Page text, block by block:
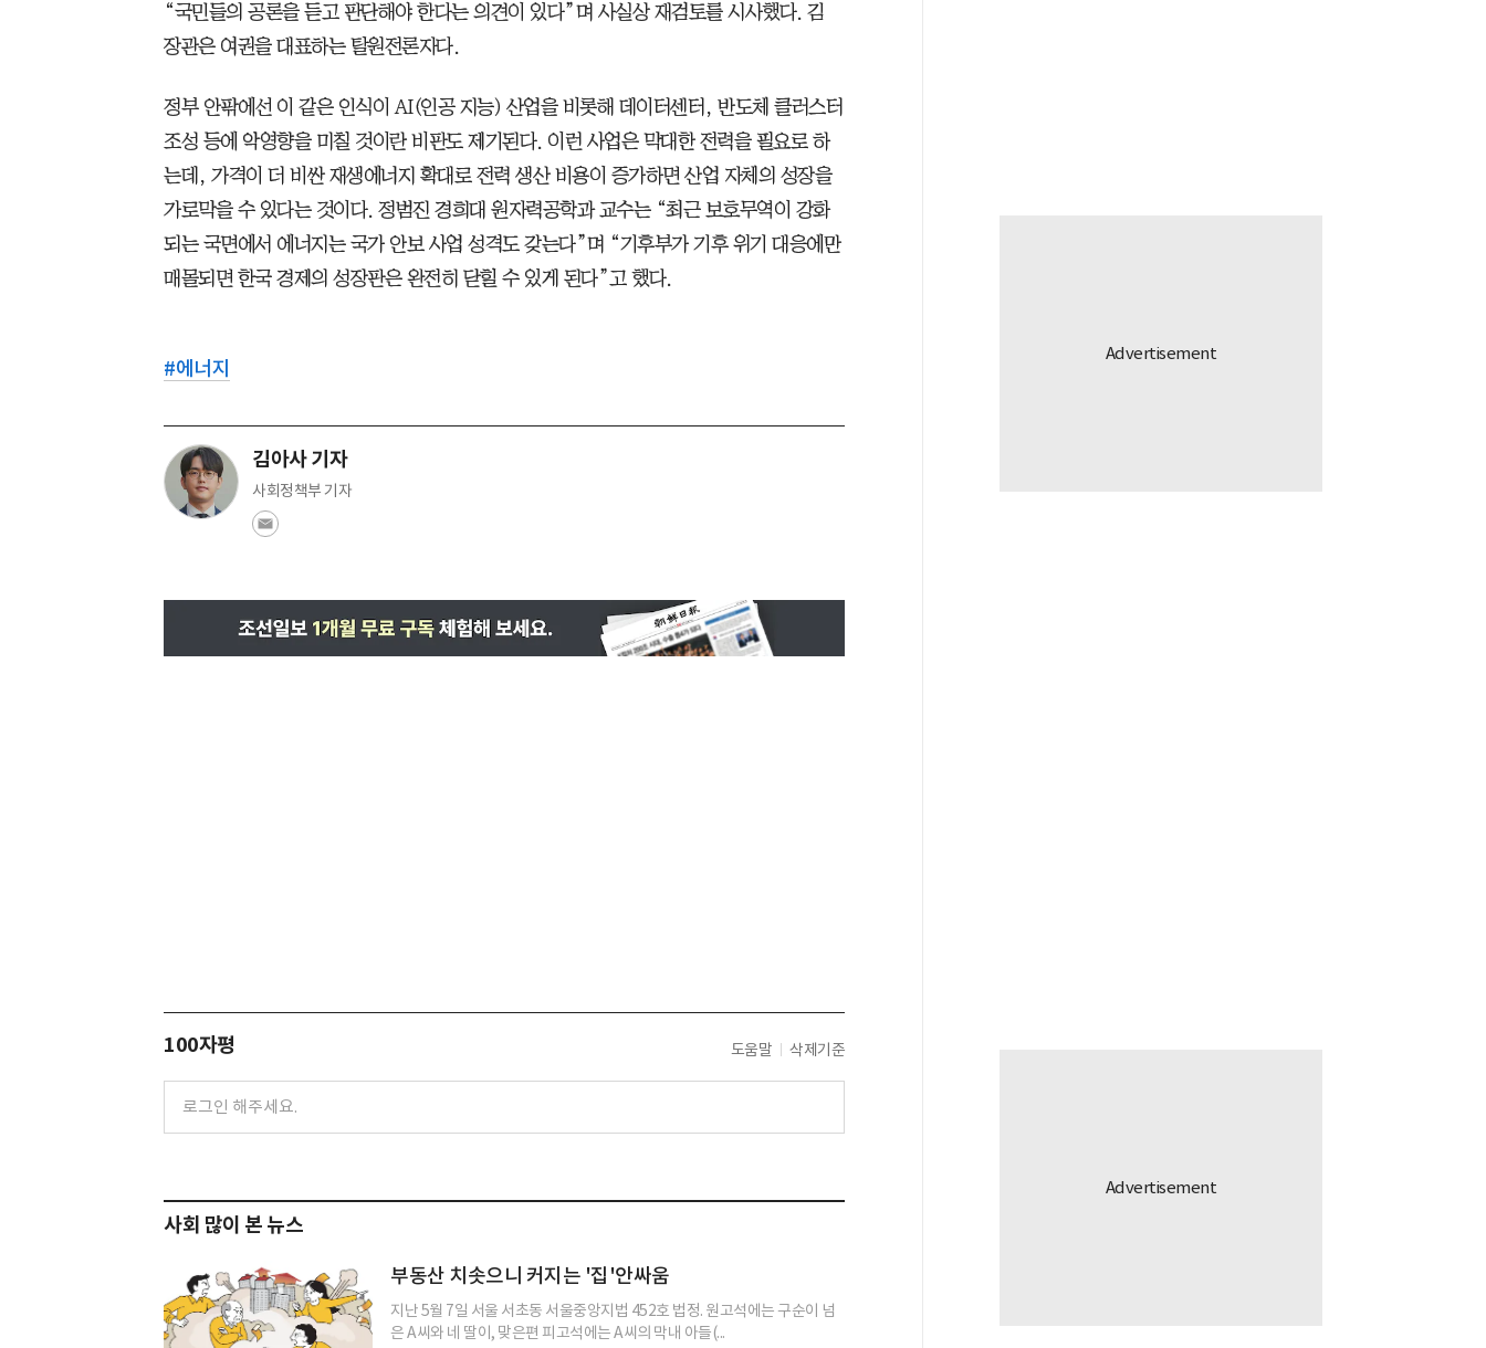
“국민들의 공론을 듣고 판단해야 한다는 의견이 있다”며 사실상 재검토를 시사했다. 김
장관은 여권을 대표하는 탈원전론자다.
정부 안팎에선 이 같은 인식이 AI(인공 지능) 산업을 비롯해 데이터센터, 반도체 클러스터
조성 등에 악영향을 미칠 것이란 비판도 제기된다. 이런 사업은 막대한 전력을 필요로 하
는데, 가격이 더 비싼 재생에너지 확대로 전력 생산 비용이 증가하면 산업 자체의 성장을
가로막을 수 있다는 것이다. 정범진 경희대 원자력공학과 교수는 “최근 보호무역이 강화
되는 국면에서 에너지는 국가 안보 사업 성격도 갖는다”며 “기후부가 기후 위기 대응에만
매몰되면 한국 경제의 성장판은 완전히 닫힐 수 있게 된다”고 했다.
#에너지
김아사 기자
사회정책부 기자
100자평 도움말 삭제기준
사회 많이 본 뉴스
부동산 치솟으니 커지는 '집'안싸움
지난 5월 7일 서울 서초동 서울중앙지법 452호 법정. 원고석에는 구순이 넘
은 A씨와 네 딸이, 맞은편 피고석에는 A씨의 막내 아들(...